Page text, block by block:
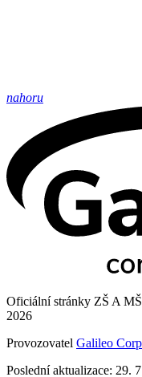
nahoru
Oficiální stránky ZŠ A
2026
Provozovatel Galileo
Poslední aktualizace: 29.